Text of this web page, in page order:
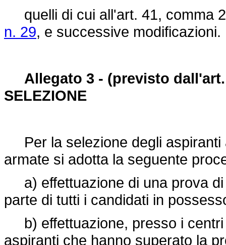
quelli di cui all'art. 41, comma
n. 29, e successive modificazioni.
Allegato 3 - (previsto dall'art.
SELEZIONE
Per la selezione degli aspiranti
armate si adotta la seguente
a) effettuazione di una prova di
parte di tutti i candidati in
b) effettuazione, presso i centri
aspiranti che hanno superato la